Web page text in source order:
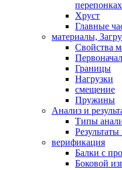
Хруст
Главные
материалы,
Свойства
Границы
Нагрузки
смещение
Пружины
Анализ и
Типы
верификация
Балки с
Боковой